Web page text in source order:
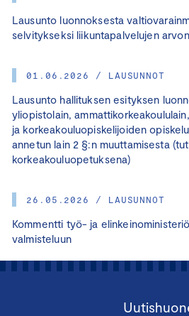
Lausunto luonnoksesta
selvitykseksi liikuntapalvelujen
01.06.2026 / LAUSUNNOT
Lausunto hallituksen esityksen
yliopistolain,
ja korkeakouluopiskelijoiden
annetun lain 2 §:n muuttamisesta
korkeakouluopetuksena)
26.05.2026 / LAUSUNNOT
Kommentti työ- ja
valmisteluun